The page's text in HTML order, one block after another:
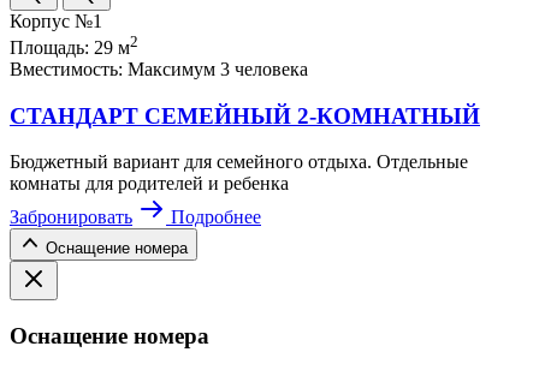
Корпус №1
Площадь: 29 м2
Вместимость: Максимум 3 человека
СТАНДАРТ СЕМЕЙНЫЙ 2-КОМНАТНЫЙ
Бюджетный вариант для семейного отдыха. Отдельные
комнаты для родителей и ребенка
Забронировать
Подробнее
Оснащение номера
Оснащение номера